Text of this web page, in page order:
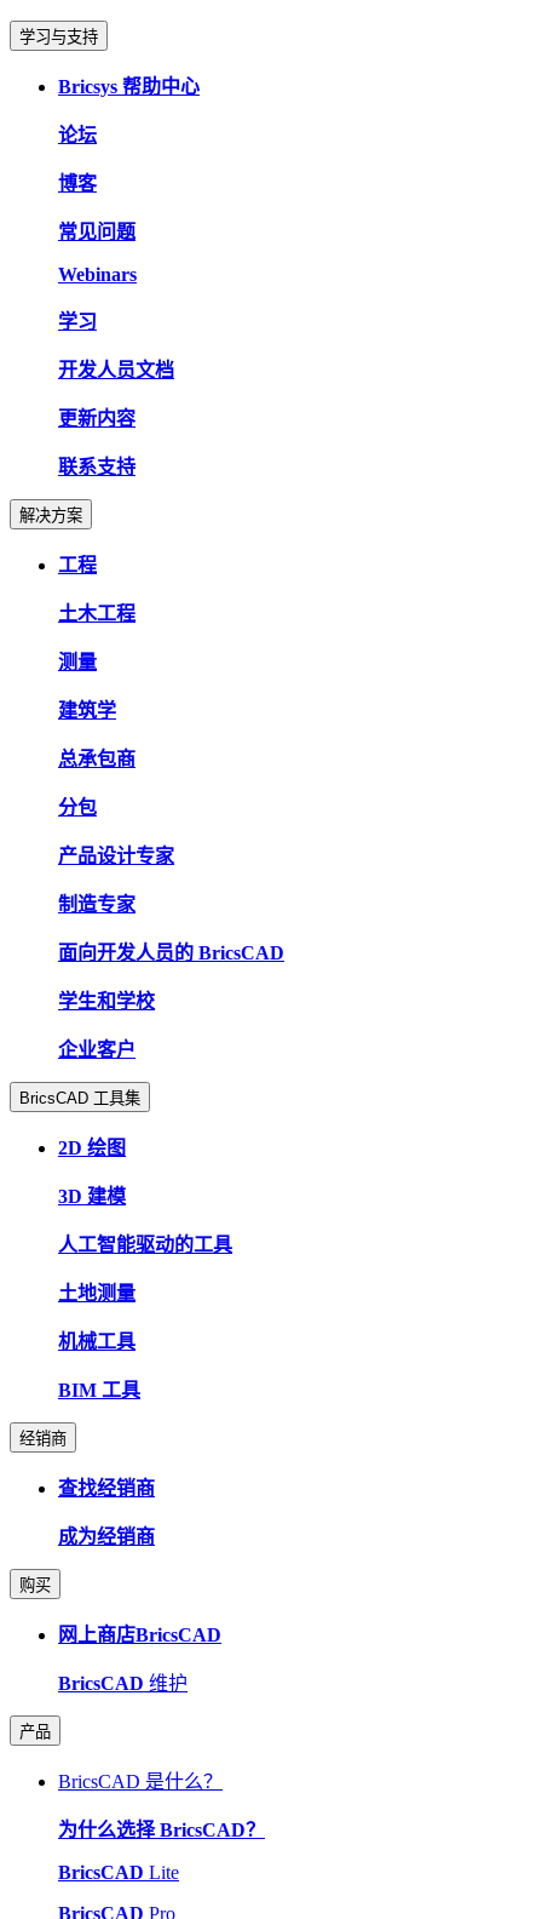
学习与支持
Bricsys 帮助中心
论坛
博客
常见问题
Webinars
学习
开发人员文档
更新内容
联系支持
解决方案
工程
土木工程
测量
建筑学
总承包商
分包
产品设计专家
制造专家
面向开发人员的 BricsCAD
学生和学校
企业客户
BricsCAD 工具集
2D 绘图
3D 建模
人工智能驱动的工具
土地测量
机械工具
BIM 工具
经销商
查找经销商
成为经销商
购买
网上商店BricsCAD
BricsCAD 维护
产品
BricsCAD 是什么？
为什么选择 BricsCAD？
BricsCAD Lite
BricsCAD Pro